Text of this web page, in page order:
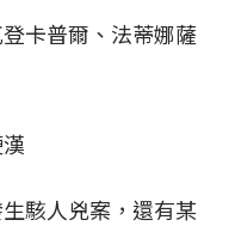
卡普爾、法蒂娜薩
駭人兇案，還有某